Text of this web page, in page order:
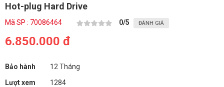
Hot-plug Hard Drive
Mã SP : 70086464 0/5 ĐÁNH GIÁ
6.850.000 đ
Bảo hành
12 Tháng
Lượt xem
1284